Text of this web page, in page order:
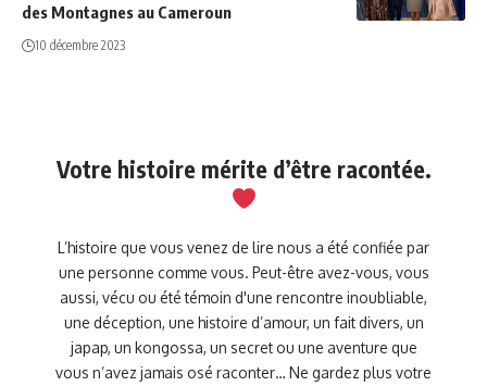
des Montagnes au Cameroun
10 décembre 2023
Votre histoire mérite d’être racontée.
L’histoire que vous venez de lire nous a été confiée par
une personne comme vous. Peut-être avez-vous, vous
aussi, vécu ou été témoin d'une rencontre inoubliable,
une déception, une histoire d’amour, un fait divers, un
japap, un kongossa, un secret ou une aventure que
vous n’avez jamais osé raconter… Ne gardez plus votre